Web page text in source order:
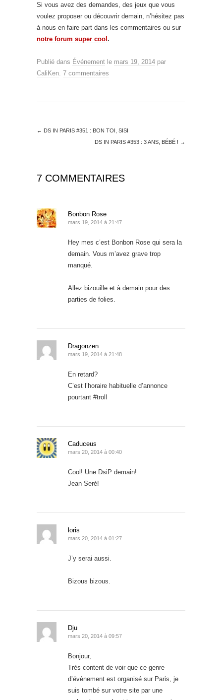
Si vous avez des demandes, des jeux que vous
voulez proposer ou découvrir demain, n’hésitez pas
à nous en faire part dans les commentaires ou sur
notre forum super cool .
Publié dans Événement le mars 19, 2014 par
CaliKen 7 commentaires
← DS IN PARIS #351 : BON TOI, SISI
DS IN PARIS #353 : 3 ANS, BÉBÉ ! →
7 COMMENTAIRES
Bonbon Rose
mars 19, 2014 à 21:47
Hey mes c’est Bonbon Rose qui sera la
demain. Vous m’avez grave trop
manqué.
Allez bizouille et à demain pour des
parties de folies.
Dragonzen
mars 19, 2014 à 21:48
En retard?
C’est l’horaire habituelle d’annonce
pourtant #troll
Caduceus
mars 20, 2014 à 00:40
Cool! Une DsiP demain!
Jean Seré!
loris
mars 20, 2014 à 01:27
J’y serai aussi.
Bizous bizous.
Dju
mars 20, 2014 à 09:57
Bonjour,
Très content de voir que ce genre
d’évènement est organisé sur Paris, je
suis tombé sur votre site par une